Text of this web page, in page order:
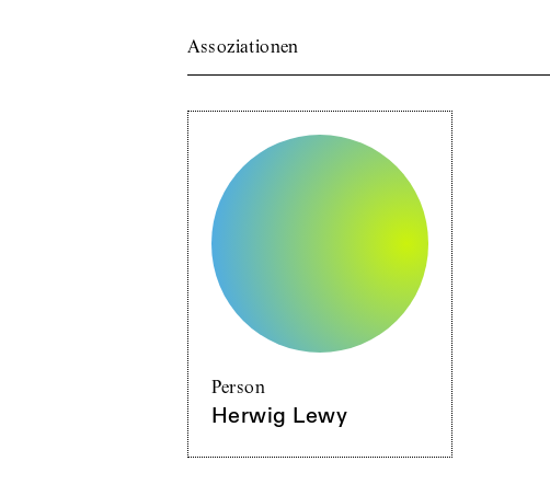
Assoziationen
Person
Herwig Lewy